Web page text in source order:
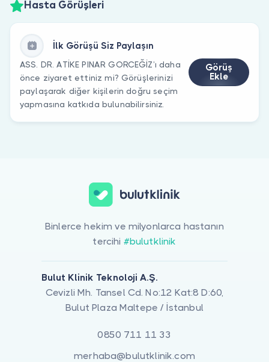
Hasta Görüşleri
İlk Görüşü Siz Paylaşın
ASS. DR. ATİKE PINAR GORCEĞİZ’ı daha
önce ziyaret ettiniz mi? Görüşlerinizi
paylaşarak diğer kişilerin doğru seçim
yapmasına katkıda bulunabilirsiniz.
Görüş
Ekle
Binlerce hekim ve milyonlarca hastanın
tercihi #bulutklinik
Bulut Klinik Teknoloji A.Ş.
Cevizli Mh. Tansel Cd. No:12 Kat:8 D:60,
Bulut Plaza Maltepe / İstanbul
0850 711 11 33
merhaba@bulutklinik.com